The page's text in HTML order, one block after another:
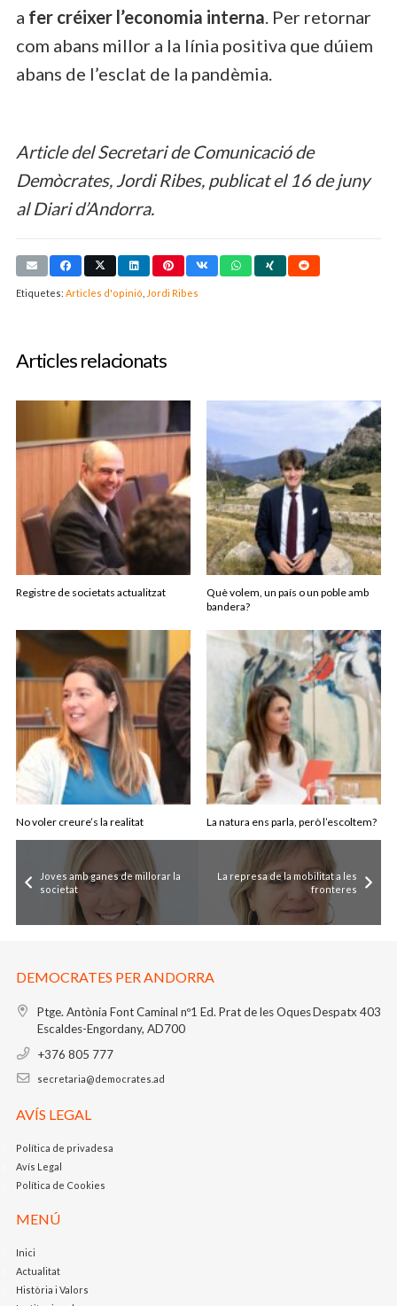
a fer créixer l’economia interna. Per retornar
com abans millor a la línia positiva que dúiem
abans de l’esclat de la pandèmia.
Article del Secretari de Comunicació de
Demòcrates, Jordi Ribes, publicat el 16 de juny
al Diari d’Andorra.
Etiquetes: Articles d'opinió Jordi Ribes
Articles relacionats
Registre de societats actualitzat
Què volem, un país o un poble amb
bandera?
No voler creure’s la realitat La natura ens parla, però l’escoltem?
Joves amb ganes de millorar la
societat
La represa de la mobilitat a les
fronteres
DEMOCRATES PER ANDORRA
Ptge. Antònia Font Caminal nº1 Ed. Prat de les OquesDespatx 403
Escaldes-Engordany, AD700
+376 805 777
secretaria@democrates.ad
AVÍS LEGAL
Política de privadesa
Avís Legal
Política de Cookies
MENÚ
Inici
Actualitat
Història i Valors